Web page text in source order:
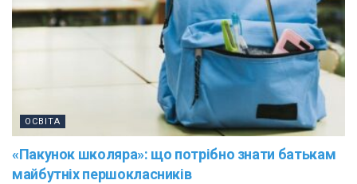
ОСВІТА
«Пакунок школяра»: що потрібно знати батькам
майбутніх першокласників